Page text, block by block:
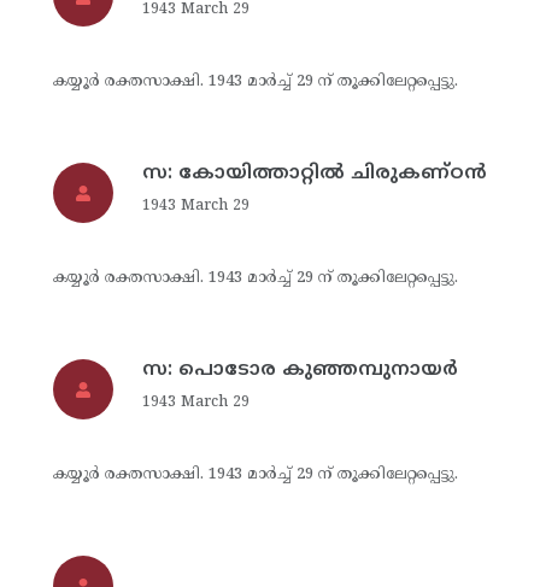
1943 March 29
കയ്യൂര്‍ രക്തസാക്ഷി. 1943 മാര്‍ച്ച് 29 ന് തൂക്കിലേറ്റപ്പെട്ടു.
സ: കോയിത്താറ്റില്‍ ചിരുകണ്ഠന്‍
1943 March 29
കയ്യൂര്‍ രക്തസാക്ഷി. 1943 മാര്‍ച്ച് 29 ന് തൂക്കിലേറ്റപ്പെട്ടു.
സ: പൊടോര കുഞ്ഞമ്പുനായര്‍
1943 March 29
കയ്യൂര്‍ രക്തസാക്ഷി. 1943 മാര്‍ച്ച് 29 ന് തൂക്കിലേറ്റപ്പെട്ടു.